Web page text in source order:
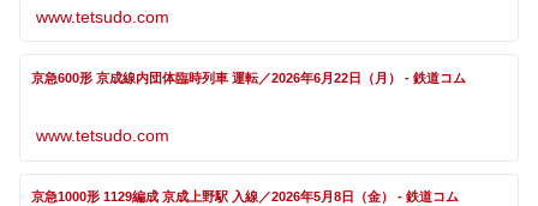
www.tetsudo.com
京急600形 京成線内団体臨時列車 運転／2026年6月22日（月） - 鉄道コム
www.tetsudo.com
京急1000形 1129編成 京成上野駅 入線／2026年5月8日（金） - 鉄道コム